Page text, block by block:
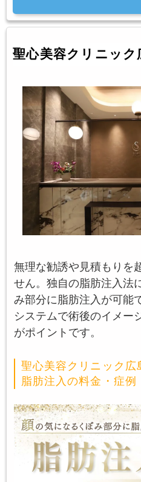
聖心美容クリニック
無理な勧誘や見積もりを
せん。独自の脂肪注入法
み部分に脂肪注入が可能
システムで術後のイメー
がポイントです。
聖心美容クリニック広
脂肪注入の料金・症例